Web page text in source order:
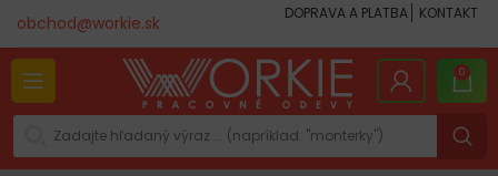
obchod@workie.sk DOPRAVA A PLATBA KONTAKT
0